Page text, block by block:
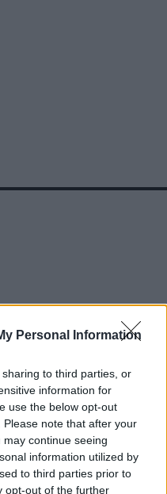
Personal Information
to third parties, or
information for
use the below opt-out
note that after your
continue seeing
information utilized by
to third parties prior to
opt-out of the further